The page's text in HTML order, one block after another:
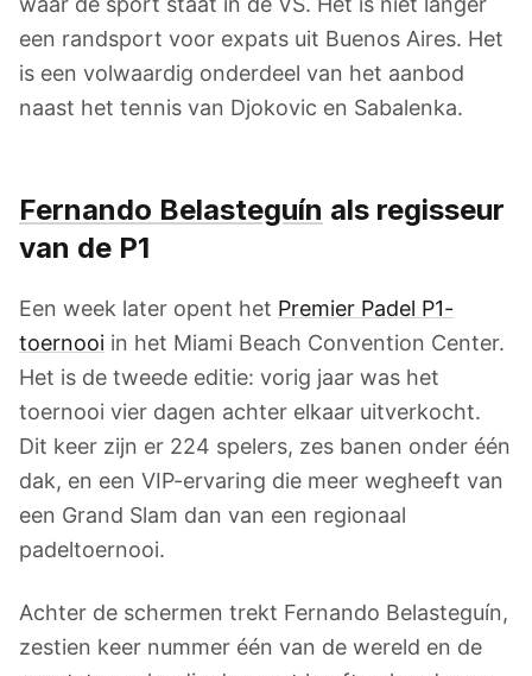
een randsport voor expats uit Buenos Aires. Het
is een volwaardig onderdeel van het aanbod
naast het tennis van Djokovic en Sabalenka.
Fernando Belasteguín als regisseur
van de P1
Een week later opent het Premier Padel P1-
toernooi in het Miami Beach Convention Center.
Het is de tweede editie: vorig jaar was het
toernooi vier dagen achter elkaar uitverkocht.
Dit keer zijn er 224 spelers, zes banen onder één
dak, en een VIP-ervaring die meer wegheeft van
een Grand Slam dan van een regionaal
padeltoernooi.
Achter de schermen trekt Fernando Belasteguín,
zestien keer nummer één van de wereld en de